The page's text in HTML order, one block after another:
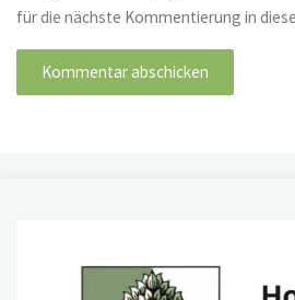
für die nächste Kommentierung in